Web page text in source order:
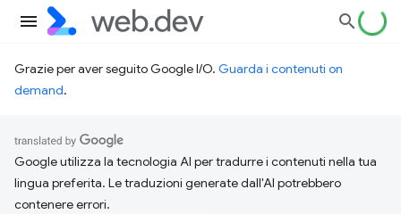
Grazie per aver seguito Google I/O. Guarda i contenuti on
demand.
Google utilizza la tecnologia AI per tradurre i contenuti nella tua
lingua preferita. Le traduzioni generate dall'AI potrebbero
contenere errori.